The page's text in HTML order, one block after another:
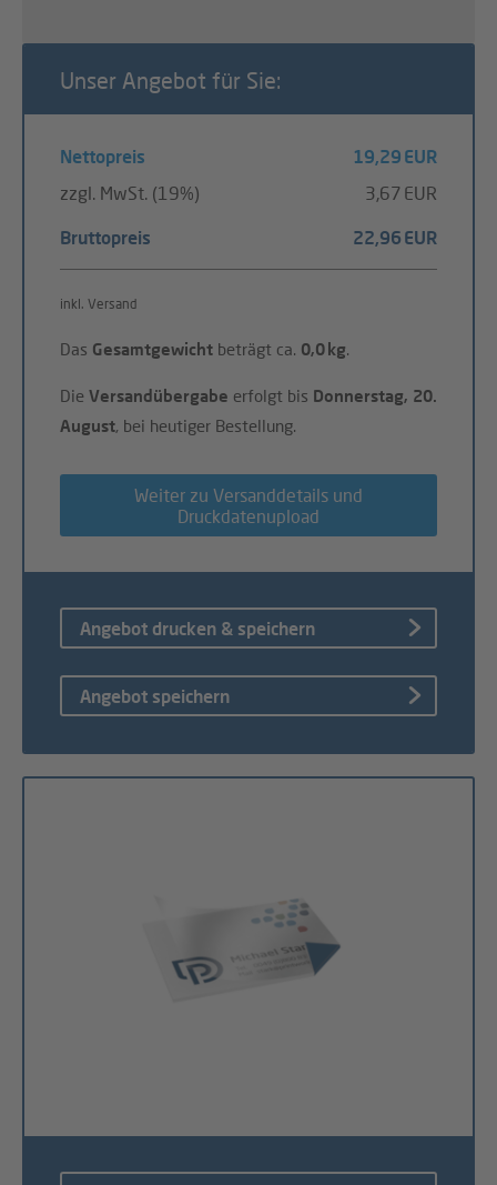
Unser Angebot für Sie:
Nettopreis
19,29 EUR
zzgl. MwSt. (19%)
3,67 EUR
Bruttopreis 22,96 EUR
inkl. Versand
Das Gesamtgewicht beträgt ca. 0,0 kg.
Die Versandübergabe erfolgt bis Donnerstag, 20.
August, bei heutiger Bestellung.
Weiter zu Versanddetails und
Druckdatenupload
Angebot drucken & speichern
Angebot speichern